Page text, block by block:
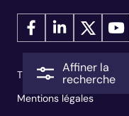
Affiner la
recherche
Traitement des
Mentions légales